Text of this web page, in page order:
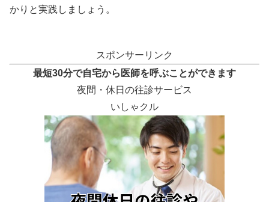
かりと実践しましょう。
スポンサーリンク
最短30分で自宅から医師を呼ぶことができます
夜間・休日の往診サービス
いしゃクル